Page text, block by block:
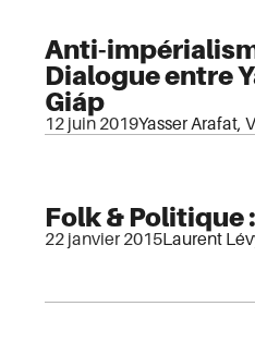
Anti-
Dialogue entre
Giáp
12 juin 2019Yasser Arafat,
Folk & Politique
22 janvier 2015Laurent